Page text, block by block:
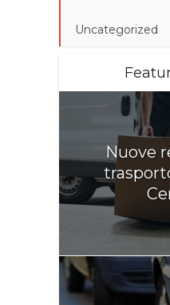
Uncategorized
Nuove